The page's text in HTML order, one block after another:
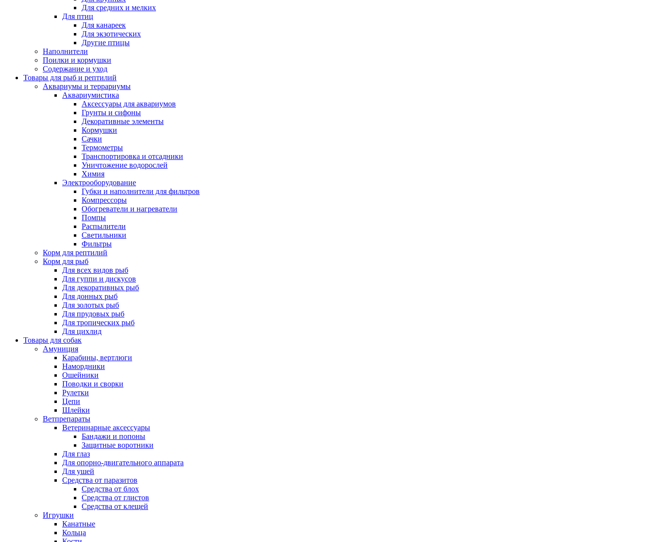
Для средних и мелких
Для птиц
Для канареек
Для экзотических
Другие птицы
Наполнители
Поилки и кормушки
Содержание и уход
Товары для рыб и рептилий
Аквариумы и террариумы
Аквариумистика
Аксессуары для аквариумов
Грунты и сифоны
Декоративные элементы
Кормушки
Сачки
Термометры
Транспортировка и отсадники
Уничтожение водорослей
Химия
Электрооборудование
Губки и наполнители для фильтров
Компрессоры
Обогреватели и нагреватели
Помпы
Распылители
Светильники
Фильтры
Корм для рептилий
Корм для рыб
Для всех видов рыб
Для гуппи и дискусов
Для декоративных рыб
Для донных рыб
Для золотых рыб
Для прудовых рыб
Для тропических рыб
Для цихлид
Товары для собак
Амуниция
Карабины, вертлюги
Намордники
Ошейники
Поводки и сворки
Рулетки
Цепи
Шлейки
Ветпрепараты
Ветеринарные аксессуары
Бандажи и попоны
Защитные воротники
Для глаз
Для опорно-двигательного аппарата
Для ушей
Средства от паразитов
Средства от блох
Средства от глистов
Средства от клещей
Игрушки
Канатные
Кольца